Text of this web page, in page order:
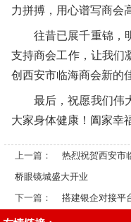
力拼搏，用心谱写商会
往昔已展千重锦，
支持商会工作，让我们
创西安市临海商会新的
最后，祝愿我们伟
大家身体健康！阖家幸
上一篇：
热烈祝贺西安
桥眼镜城盛大开业
下一篇：
搭建银企对接平